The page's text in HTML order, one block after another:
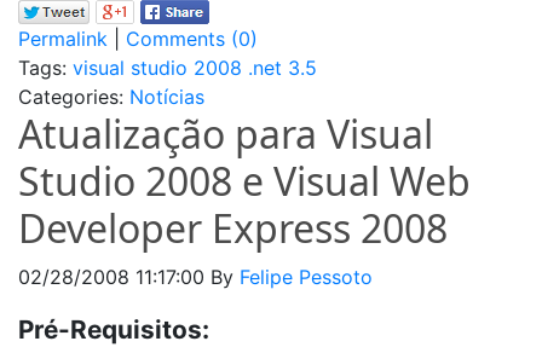
Permalink
Comments (0)
Tags: visual studio 2008 .net 3.5
Categories: Notícias
Atualização para Visual
Studio 2008 e Visual Web
Developer Express 2008
02/28/2008 11:17:00 By Felipe Pessoto
Pré-Requisitos: